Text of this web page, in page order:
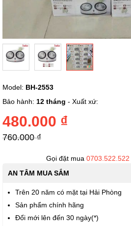
đến
phần
của
thư
viện
Model: BH-2553
Bảo hành: 12 tháng - Xuất xứ:
480.000 ₫
760.000 ₫
Gọi đặt mua 0703.522.522
AN TÂM MUA SẮM
Trên 20 năm có mặt tại Hải Phòng
Sản phẩm chính hãng
Đổi mới lên đến 30 ngày(*)